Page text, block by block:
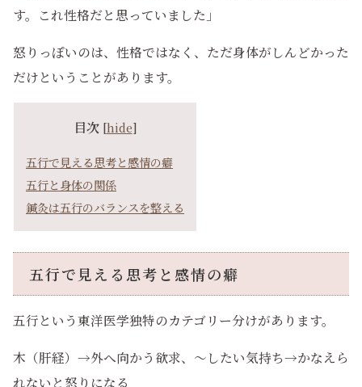
す。これ性格だと思っていました」
怒りっぽいのは、性格ではなく、ただ身体がしんどかった
だけということがあります。
目次 [hide]
五行で見える思考と感情の癖
五行と身体の関係
鍼灸は五行のバランスを整える
五行で見える思考と感情の癖
五行という東洋医学独特のカテゴリー分けがあります。
木（肝経）→外へ向かう欲求、～したい気持ち→かなえら
れないと怒りになる